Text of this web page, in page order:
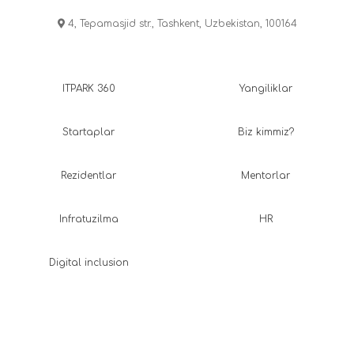
4, Tepamasjid str., Tashkent, Uzbekistan, 100164
ITPARK 360
Startaplar
Rezidentlar
Infratuzilma
Digital inclusion
Yangiliklar
Biz kimmiz?
Mentorlar
HR